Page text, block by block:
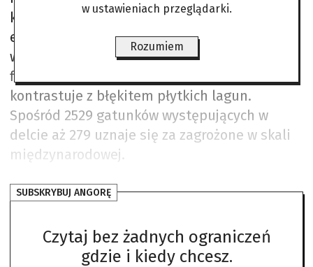
karetta, delfiny butlonose oraz
endemiczne gatunki, jak albańska żaba
wodna. Symbolem tego miejsca stały się
flamingi, których różowe upierzenie
kontrastuje z błękitem płytkich lagun.
Spośród 2529 gatunków występujących w
delcie aż 279 uznaje się za zagrożone w skali
międzynarodowej.
SUBSKRYBUJ ANGORĘ
Czytaj bez żadnych ograniczeń
gdzie i kiedy chcesz.
w ustawieniach przeglądarki.
Rozumiem